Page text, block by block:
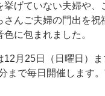
挙げていない夫婦や
さんご夫婦の門出を
に包まれました。​
12月25日（日曜日）
まで毎日開催します